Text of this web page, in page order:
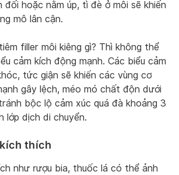
đối hoặc nằm úp, tì đè ở môi sẽ khiến
mô lân cận.
filler môi kiêng gì? Thì không thể
cảm kích động mạnh. Các biểu cảm
tức giận sẽ khiến các vùng cơ
gây lệch, méo mó chất độn dưới
bộc lộ cảm xúc quá đà khoảng 3
lớp dịch di chuyển.
thích
như rượu bia, thuốc lá có thể ảnh